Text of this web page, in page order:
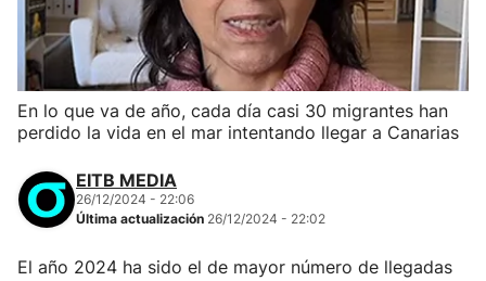
En lo que va de año, cada día casi 30 migrantes han
perdido la vida en el mar intentando llegar a Canarias
EITB MEDIA
26/12/2024 - 22:06
Última actualización 26/12/2024 - 22:02
El año 2024 ha sido el de mayor número de llegadas